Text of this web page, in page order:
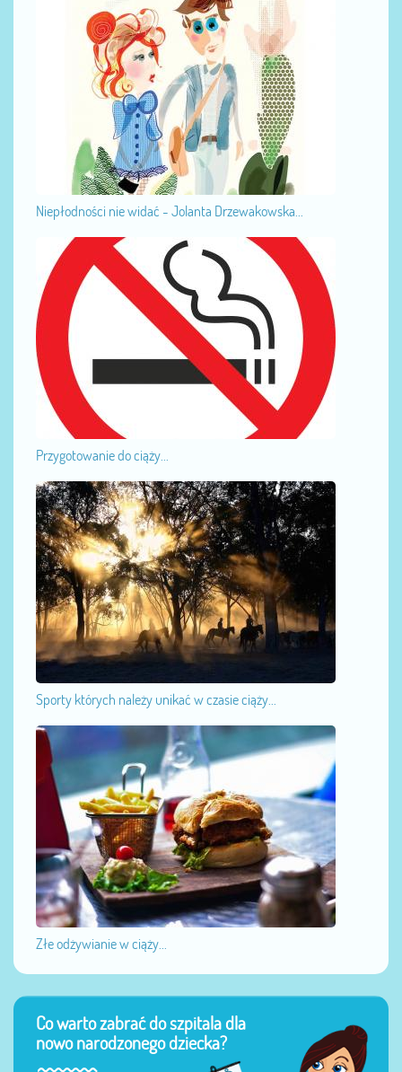
Niepłodności nie widać - Jolanta Drzewakowska...
Przygotowanie do ciąży...
Sporty których należy unikać w czasie ciąży...
Złe odżywianie w ciąży...
Co warto zabrać do szpitala dla
nowo narodzonego dziecka?